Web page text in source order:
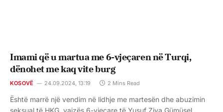
Imami që u martua me 6-vjeçaren në Turqi,
dënohet me kaq vite burg
KOSOVË 24.09.2024, 13:19 2 Mins Read
Është marrë një vendim në lidhje me martesën dhe abuzimin